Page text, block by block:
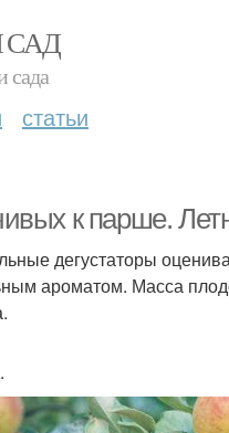
САД
сада
статьи
к парше.
дегустаторы
ароматом. Масса